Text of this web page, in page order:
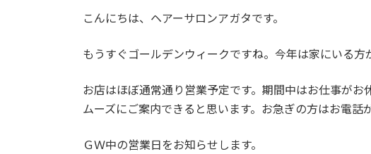
新
:
こんにちは、ヘアーサロンアガタです。
もうすぐゴールデンウィークですね。今年は家にいる方
お店はほぼ通常通り営業予定です。期間中はお仕事が
ムーズにご案内できると思います。お急ぎの方はお電話
ＧＷ中の営業日をお知らせします。